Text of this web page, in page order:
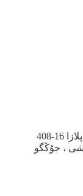
408-نومۇرلۇق ئۆي ، پلازا 16A ، 333-نومۇر ، جەنۇب